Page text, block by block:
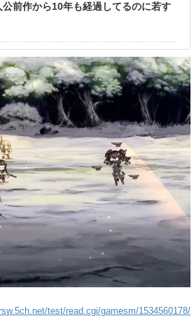
公前作から10年も経過してるのに若す
test/read.cgi/gamesm/1534560178/